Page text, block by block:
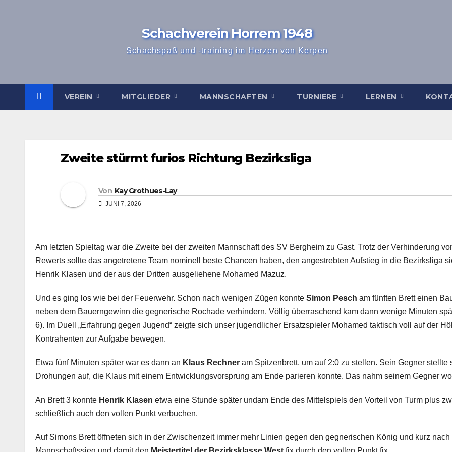
Schachverein Horrem 1948
Schachspaß und -training im Herzen von Kerpen
VEREIN MITGLIEDER MANNSCHAFTEN TURNIERE LERNEN
Zweite stürmt furios Richtung Bezirksliga
Von Kay Grothues-Lay
JUNI 7, 2026
Am letzten Spieltag war die Zweite bei der zweiten Mannschaft des SV Bergheim zu Gast. Trotz der Verhinderung
Rewerts sollte das angetretene Team nominell beste Chancen haben, den angestrebten Aufstieg in die Bezirksliga
Henrik Klasen und der aus der Dritten ausgeliehene Mohamed Mazuz.
Und es ging los wie bei der Feuerwehr. Schon nach wenigen Zügen konnte Simon Pesch am fünften Brett einen
neben dem Bauerngewinn die gegnerische Rochade verhindern. Völlig überraschend kam dann wenige Minuten
6). Im Duell „Erfahrung gegen Jugend“ zeigte sich unser jugendlicher Ersatzspieler Mohamed taktisch voll auf der
Kontrahenten zur Aufgabe bewegen.
Etwa fünf Minuten später war es dann an Klaus Rechner am Spitzenbrett, um auf 2:0 zu stellen. Sein Gegner
Drohungen auf, die Klaus mit einem Entwicklungsvorsprung am Ende parieren konnte. Das nahm seinem Gegner
An Brett 3 konnte Henrik Klasen etwa eine Stunde später undam Ende des Mittelspiels den Vorteil von Turm plus
schließlich auch den vollen Punkt verbuchen.
Auf Simons Brett öffneten sich in der Zwischenzeit immer mehr Linien gegen den gegnerischen König und kurz